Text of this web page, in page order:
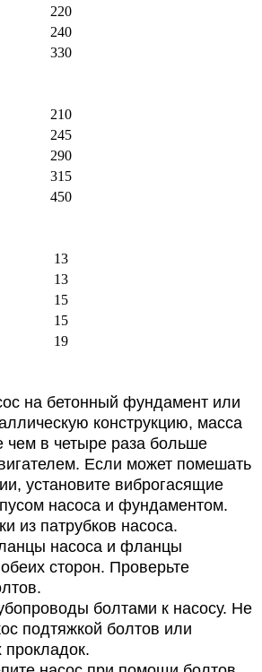
220
240
330
210
245
290
315
450
13
13
15
15
19
на бетонный фундамент или
конструкцию, масса
чем в четыре раза больше
Если может помешать
установите виброгасящие
насоса и фундаментом.
из патрубков насоса.
насоса и фланцы
сторон. Проверьте
болтами к насосу. Не
подтяжкой болтов или
прокладок.